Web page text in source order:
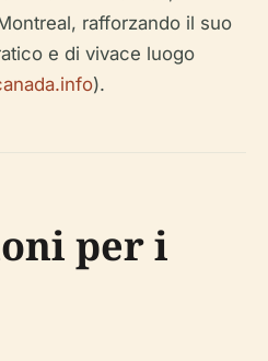
rafforzando il suo
e di vivace luogo
).
per i